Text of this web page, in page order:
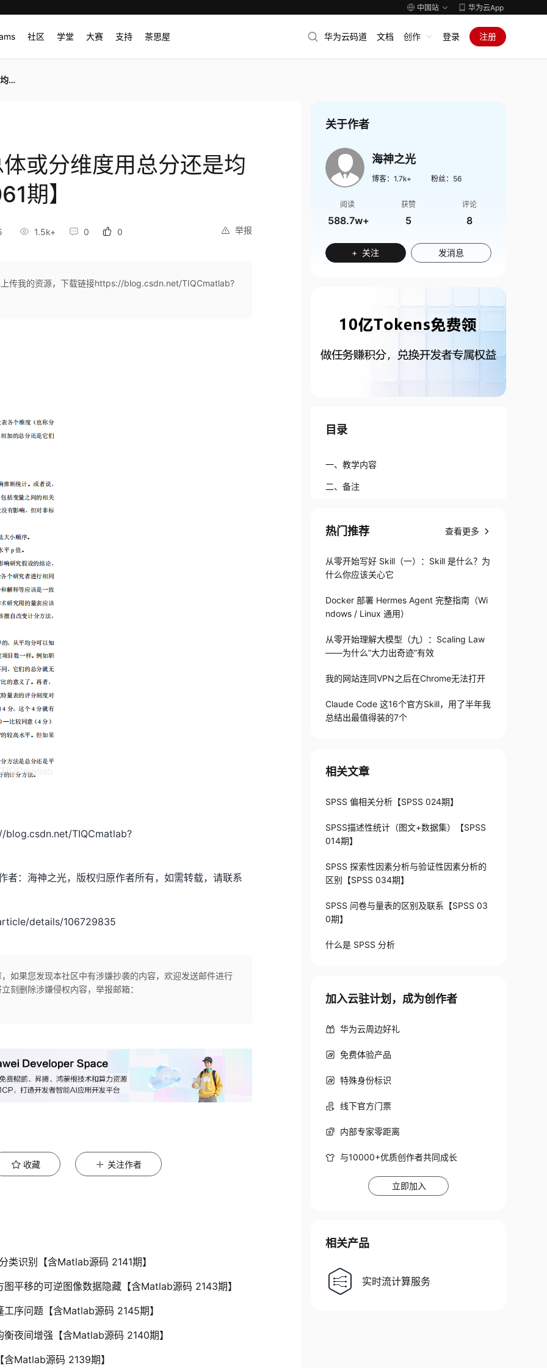
中国站 华为云App
社区 学堂 大赛 支持 茶思屋 华为云码道 文档 创作 登录 注册
】
或分维度用总分还是均
期】
举报
1.5k+ 0 0
传我的资源，下载链接https://blog.csdn.net/TIQCmatlab?
blog.csdn.net/TIQCmatlab?
：海神之光，版权归原作者所有，如需转载，请联系
details/106729835
如果您发现本社区中有涉嫌抄袭的内容，欢迎发送邮件进行
刻删除涉嫌侵权内容，举报邮箱：
收藏 关注作者
识别【含Matlab源码 2141期】
平移的可逆图像数据隐藏【含Matlab源码 2143期】
序问题【含Matlab源码 2145期】
夜间增强【含Matlab源码 2140期】
Matlab源码 2139期】
关于作者
海神之光
博客： 1.7k+ 粉丝： 56
阅读
588.7w+
获赞
5
评论
8
+ 关注 发消息
目录
一、教学内容
二、备注
热门推荐 查看更多
从零开始写好 Skill（一）：Skill 是什么？为
什么你应该关心它
Docker 部署 Hermes Agent 完整指南（Wi
ndows / Linux 通用）
从零开始理解大模型（九）：Scaling Law
——为什么”大力出奇迹”有效
我的网站连同VPN之后在Chrome无法打开
Claude Code 这16个官方Skill，用了半年我
总结出最值得装的7个
相关文章
SPSS 偏相关分析【SPSS 024期】
SPSS描述性统计（图文+数据集）【SPSS
014期】
SPSS 探索性因素分析与验证性因素分析的
区别【SPSS 034期】
SPSS 问卷与量表的区别及联系【SPSS 03
0期】
什么是 SPSS 分析
加入云驻计划，成为创作者
华为云周边好礼
免费体验产品
特殊身份标识
线下官方门票
内部专家零距离
与10000+优质创作者共同成长
立即加入
相关产品
实时流计算服务